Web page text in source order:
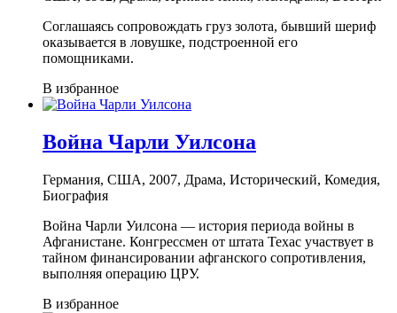
Соглашаясь сопровождать груз золота, бывший шериф
оказывается в ловушке, подстроенной его
помощниками.
В избранное
Война Чарли Уилсона
Германия, США, 2007, Драма, Исторический, Комедия,
Биография
Война Чарли Уилсона — история периода войны в
Афганистане. Конгрессмен от штата Техас участвует в
тайном финансировании афганского сопротивления,
выполняя операцию ЦРУ.
В избранное